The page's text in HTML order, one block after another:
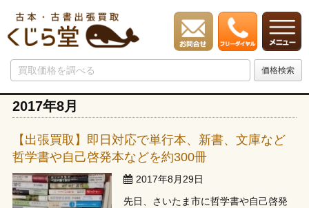
2017年8月
【出張買取】即日対応で単行本、新書、文庫など
哲学書や自己啓発本などを約300冊
2017年8月29日
先日、さいたま市に哲学書や自己啓発